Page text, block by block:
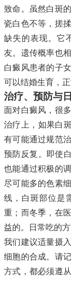
致命。虽然白斑
瓷白色不等，搓
缺失的表现。它
友。遗传概率也
白癜风患者的子
可以结婚生育，正
治疗、预防与
面对白癜风，很
治疗上，如果白
有可能通过规范
预防反复。即使
也能通过积极的
尽可能多的色素
线，白斑部位是
重；而冬季，在
益的。日常吃的
我们建议适量摄
细胞的合成。请
方式，都必须遵